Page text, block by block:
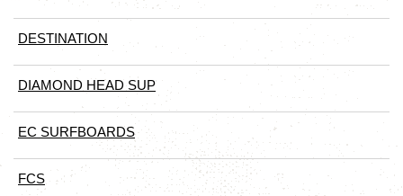
DESTINATION
DIAMOND HEAD SUP
EC SURFBOARDS
FCS